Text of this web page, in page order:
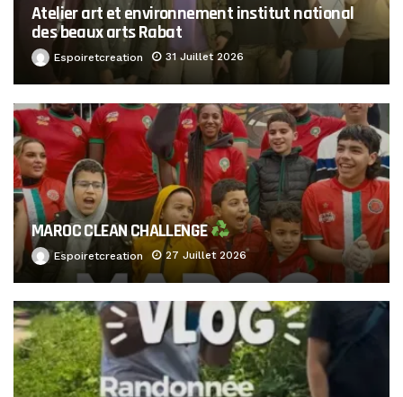
Atelier art et environnement institut national
des beaux arts Rabat
Espoiretcreation 31 Juillet 2026
MAROC CLEAN CHALLENGE
Espoiretcreation 27 Juillet 2026